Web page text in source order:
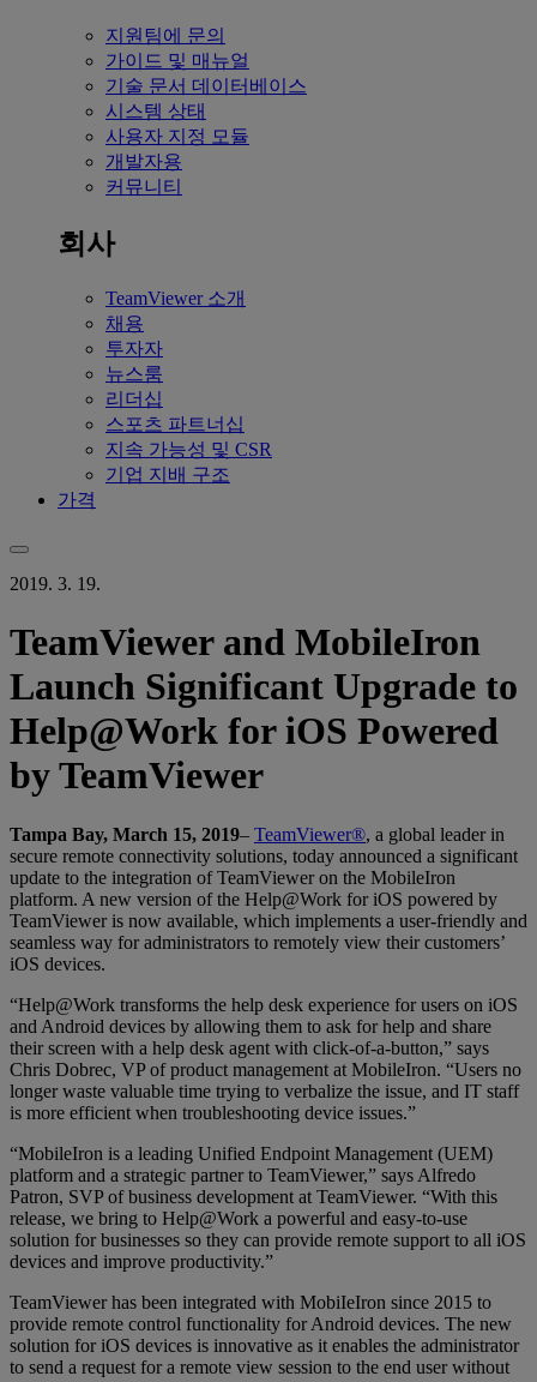
지원팀에 문의
가이드 및 매뉴얼
기술 문서 데이터베이스
시스템 상태
사용자 지정 모듈
개발자용
커뮤니티
회사
TeamViewer 소개
채용
투자자
뉴스룸
리더십
스포츠 파트너십
지속 가능성 및 CSR
기업 지배 구조
가격
2019. 3. 19.
TeamViewer and MobileIron
Launch Significant Upgrade to
Help@Work for iOS Powered
by TeamViewer
Tampa Bay, March 15, 2019– TeamViewer®, a global leader in
secure remote connectivity solutions, today announced a significant
update to the integration of TeamViewer on the MobileIron
platform. A new version of the Help@Work for iOS powered by
TeamViewer is now available, which implements a user-friendly and
seamless way for administrators to remotely view their customers’
iOS devices.
“Help@Work transforms the help desk experience for users on iOS
and Android devices by allowing them to ask for help and share
their screen with a help desk agent with click-of-a-button,” says
Chris Dobrec, VP of product management at MobileIron. “Users no
longer waste valuable time trying to verbalize the issue, and IT staff
is more efficient when troubleshooting device issues.”
“MobileIron is a leading Unified Endpoint Management (UEM)
platform and a strategic partner to TeamViewer,” says Alfredo
Patron, SVP of business development at TeamViewer. “With this
release, we bring to Help@Work a powerful and easy-to-use
solution for businesses so they can provide remote support to all iOS
devices and improve productivity.”
TeamViewer has been integrated with MobiIeIron since 2015 to
provide remote control functionality for Android devices. The new
solution for iOS devices is innovative as it enables the administrator
to send a request for a remote view session to the end user without